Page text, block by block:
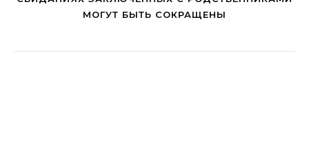
МОГУТ БЫТЬ СОКРАЩЕНЫ